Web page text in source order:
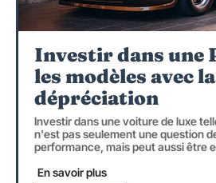
Investir dans une
les modèles avec
dépréciation
Investir dans une voiture de luxe
n'est pas seulement une question
performance, mais peut aussi être
En savoir plus